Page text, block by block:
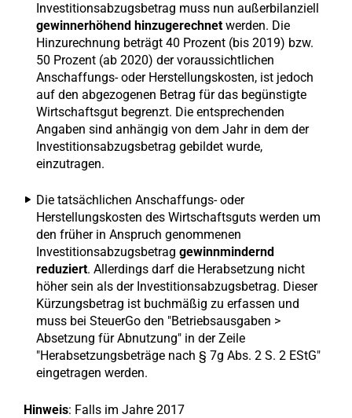
Investitionsabzugsbetrag muss nun außerbilanziell
gewinnerhöhend hinzugerechnetwerden. Die
Hinzurechnung beträgt 40 Prozent (bis 2019) bzw.
50 Prozent (ab 2020) der voraussichtlichen
Anschaffungs- oder Herstellungskosten, ist jedoch
auf den abgezogenen Betrag für das begünstigte
Wirtschaftsgut begrenzt. Die entsprechenden
Angaben sind anhängig von dem Jahr in dem der
Investitionsabzugsbetrag gebildet wurde,
einzutragen.
Die tatsächlichen Anschaffungs- oder
Herstellungskosten des Wirtschaftsguts werden um
den früher in Anspruch genommenen
Investitionsabzugsbetrag gewinnmindernd
reduziert. Allerdings darf die Herabsetzung nicht
höher sein als der Investitionsabzugsbetrag. Dieser
Kürzungsbetrag ist buchmäßig zu erfassen und
muss bei SteuerGo den "Betriebsausgaben >
Absetzung für Abnutzung" in der Zeile
"Herabsetzungsbeträge nach § 7g Abs. 2 S. 2 EStG"
eingetragen werden.
Hinweis: Falls im Jahre 2017